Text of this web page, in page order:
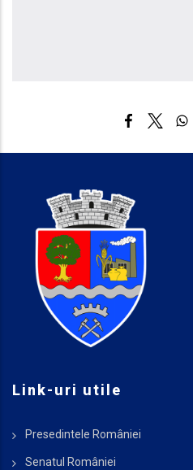
Link-uri utile
Presedintele României
Senatul României